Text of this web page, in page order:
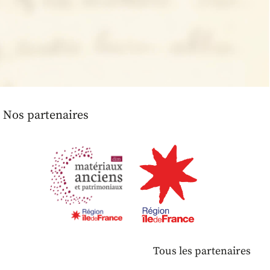
Nos partenaires
Tous les partenaires